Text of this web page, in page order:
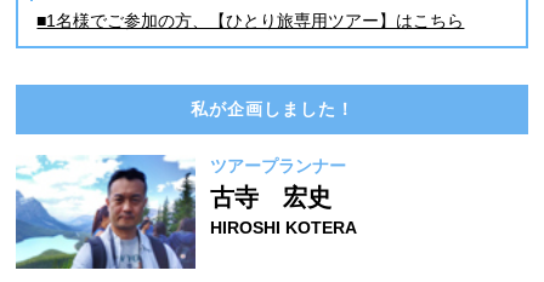
■1名様でご参加の方、【ひとり旅専用ツアー】はこちら
私が企画しました！
ツアープランナー
古寺 宏史
HIROSHI KOTERA